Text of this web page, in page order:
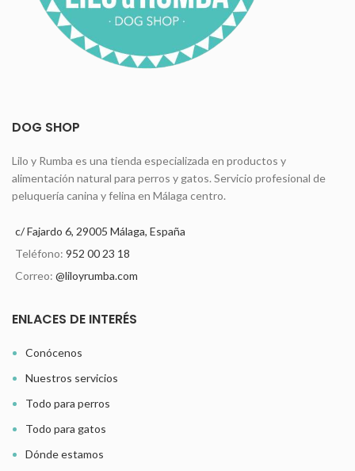
DOG SHOP
Lilo y Rumba es una tienda especializada en productos y
alimentación natural para perros y gatos. Servicio profesional de
peluquería canina y felina en Málaga centro.
c/ Fajardo 6, 29005 Málaga, España
Teléfono: 952 00 23 18
Correo: @liloyrumba.com
ENLACES DE INTERÉS
Conócenos
Nuestros servicios
Todo para perros
Todo para gatos
Dónde estamos